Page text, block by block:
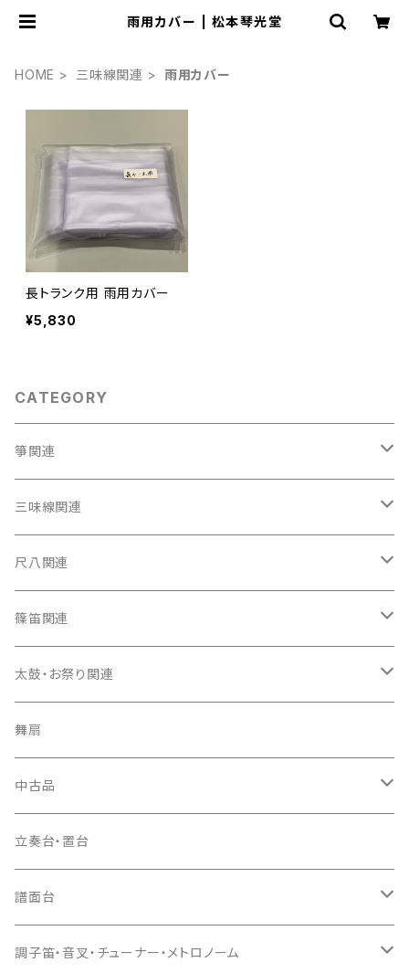
雨用カバー | 松本琴光堂
HOME 三味線関連 雨用カバー
長トランク用 雨用カバー
¥5,830
CATEGORY
箏関連
箏（本体）
箏カバー
箏袋
口前袋・尾布
爪・爪輪
爪入
爪駒入
猫足入
爪ばさみ
三味線関連
三味線（本体）
三味線ケース
長トランク・三ツ折トランク
ソフトケース
雨用カバー
長袋・三ツ組袋・胴袋
胴掛
根緒
糸
(丸三) 寿糸
駒
尺八関連
尺八（本体）
尺八袋
歌口キャップ
つゆ切り
篠笛関連
篠笛（本体）
お祭り用６穴
お祭り用７穴
篠笛袋
太鼓・お祭り関連
太鼓（本体）
太鼓撥
手拍子（チャンチャン）
当り鉦
シュモク（当り鉦バチ）
舞扇
中古品
箏（本体）
三味線（本体）
立奏台・置台
譜面台
座奏用譜面台
調子笛・音叉・チューナー・メトロノーム